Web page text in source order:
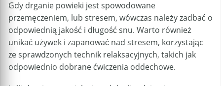
Gdy drganie powieki jest spowodowane
przemęczeniem, lub stresem, wówczas należy zadbać o
odpowiednią jakość i długość snu. Warto również
unikać używek i zapanować nad stresem, korzystając
ze sprawdzonych technik relaksacyjnych, takich jak
odpowiednio dobrane ćwiczenia oddechowe.